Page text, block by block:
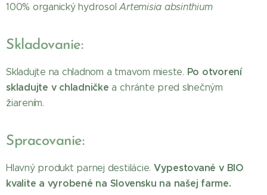
100% organický hydrosolArtemisia absinthium
Skladovanie:
Skladujte na chladnom a tmavom mieste. Po otvorení
skladujte v chladničke a chránte pred slnečným
žiarením.
Spracovanie:
Hlavný produkt parnej destilácie. Vypestované v BIO
kvalite a vyrobené na Slovensku na našej farme.